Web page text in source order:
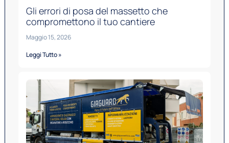
Gli errori di posa del massetto che
compromettono il tuo cantiere
Maggio 15, 2026
Leggi Tutto »